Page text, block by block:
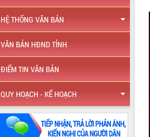
HỆ THỐNG VĂN BẢN
VĂN BẢN HĐND TỈNH
ĐIỂM TIN VĂN BẢN
QUY HOẠCH - KẾ HOẠCH